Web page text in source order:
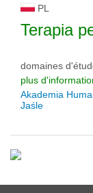
PL
Terapia
domaines
plus
Akademia
Jaśle